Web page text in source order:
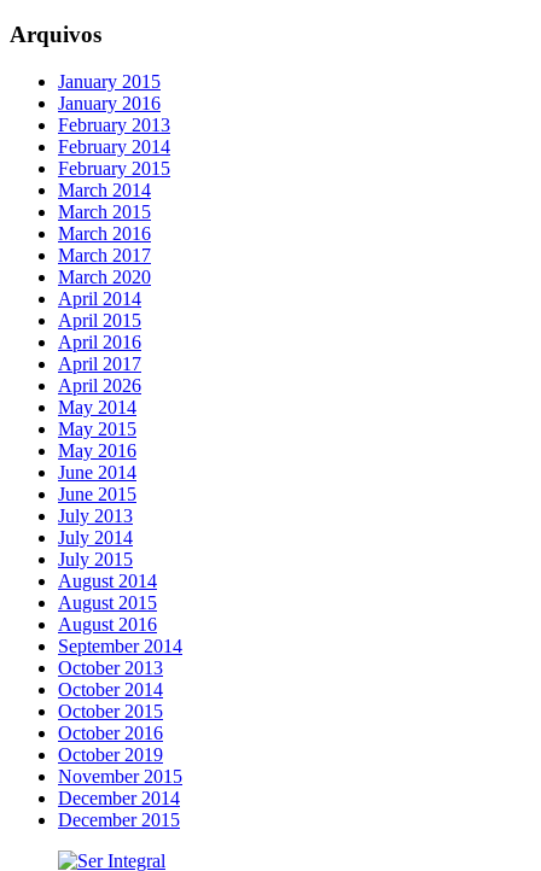
Arquivos
January 2015
January 2016
February 2013
February 2014
February 2015
March 2014
March 2015
March 2016
March 2017
March 2020
April 2014
April 2015
April 2016
April 2017
April 2026
May 2014
May 2015
May 2016
June 2014
June 2015
July 2013
July 2014
July 2015
August 2014
August 2015
August 2016
September 2014
October 2013
October 2014
October 2015
October 2016
October 2019
November 2015
December 2014
December 2015